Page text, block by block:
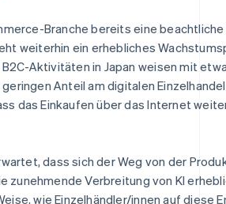
Branche bereits eine
weiterhin ein erhebliches
Aktivitäten in Japan weisen mit
Anteil am digitalen
das Einkaufen über das Internet
dass sich der Weg von der
zunehmende Verbreitung von KI
wie Einzelhändler/innen auf diese